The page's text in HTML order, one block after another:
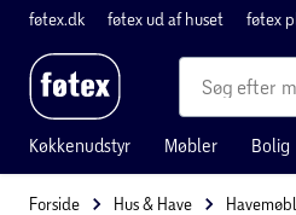
føtex.dk føtex ud af huset føtex
Køkkenudstyr Møbler Bolig
Forside Hus & Have